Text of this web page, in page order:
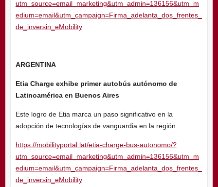
utm_source=email_marketing&utm_admin=136156&utm_m
edium=email&utm_campaign=Firma_adelanta_dos_frentes_
de_inversin_eMobility
ARGENTINA
Etia Charge exhibe primer autobús autónomo de
Latinoamérica en Buenos Aires
Este logro de Etia marca un paso significativo en la
adopción de tecnologías de vanguardia en la región.
https://mobilityportal.lat/etia-charge-bus-autonomo/?
utm_source=email_marketing&utm_admin=136156&utm_m
edium=email&utm_campaign=Firma_adelanta_dos_frentes_
de_inversin_eMobility